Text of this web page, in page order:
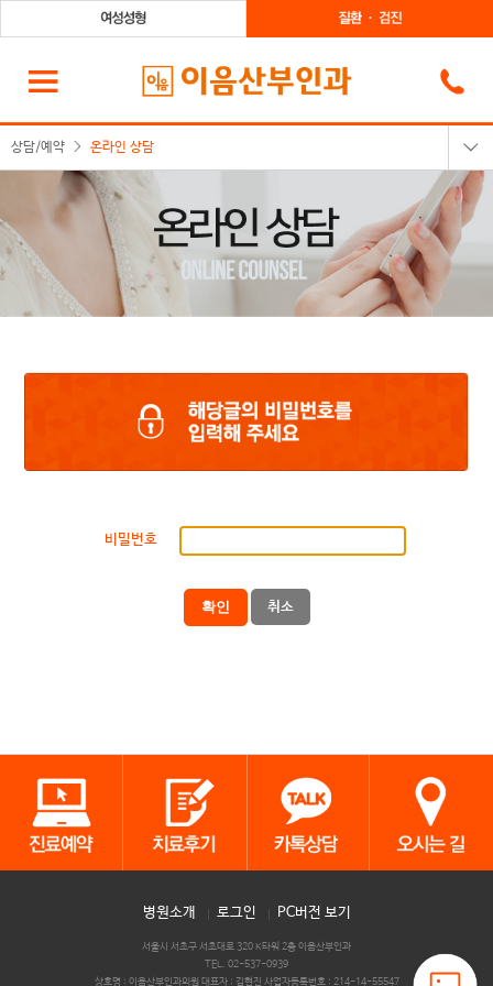
상담/예약 온라인 상담
카카오톡상담
온라인예약
비밀번호
확인 취소
병원소개 로그인 PC버전 보기
서울시 서초구 서초대로 320 K타워 2층 이음산부인과
TEL. 02-537-0939
상호명 : 이음산부인과의원 대표자 : 김현진 사업자등록번호 : 214-14-55547